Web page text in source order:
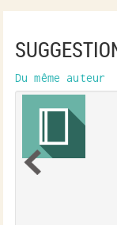
Du même auteur